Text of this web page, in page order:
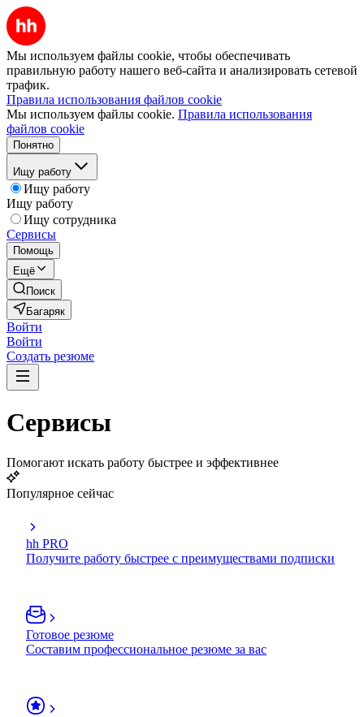
Мы используем файлы cookie, чтобы обеспечивать
правильную работу нашего веб-сайта и анализировать сетевой
трафик.
Правила использования файлов cookie
Мы используем файлы cookie. Правила использования
файлов cookie
Понятно
Ищу работу
Ищу работу
Ищу работу
Ищу сотрудника
Сервисы
Помощь
Ещё
Поиск
Багаряк
Войти
Войти
Создать резюме
Сервисы
Помогают искать работу быстрее и эффективнее
Популярное сейчас
hh PRO
Получите работу быстрее с преимуществами подписки
Готовое резюме
Составим профессиональное резюме за вас